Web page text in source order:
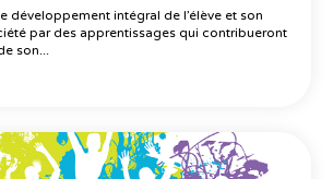
développement intégral de l’élève et son
par des apprentissages qui contribueront
son...